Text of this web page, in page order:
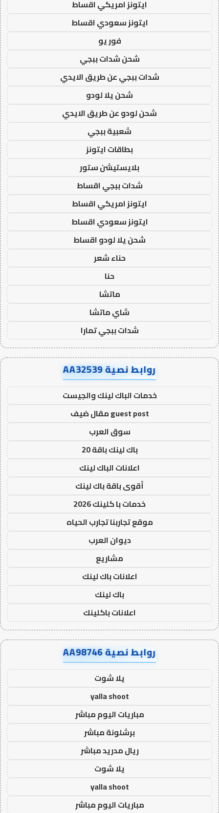
ايتونز امريكي اقساط
ايتونز سعودي اقساط
فور يو
شحن شدات ببجي
شدات ببجي عن طريق الايدي
شحن يلا لودو
شحن لودو عن طريق الايدي
شعبية ببجي
بطاقات ايتونز
بلايستيشن ستور
شدات ببجي اقساط
ايتونز امريكي اقساط
ايتونز سعودي اقساط
شحن يلا لودو اقساط
حناء شعر
حنا
ماتشا
شاي ماتشا
شدات ببجي تمارا
روابط نصية AA32539
خدمات الباك لينك والجيست
guest post مقال ضيف
سوق العرب
باك لينك باقة 20
اعلانات الباك لينك
أقوى باقة باك لينك
خدمات با كلينك 2026
موقع تجاربنا تجارب الحياه
ديوان العرب
مشاريع
اعلانات باك لينك
باك لينك
اعلانات باكلينك
روابط نصية AA98746
يلا شوت
yalla shoot
مباريات اليوم مباشر
برشلونة مباشر
ريال مدريد مباشر
يلا شوت
yalla shoot
مباريات اليوم مباشر